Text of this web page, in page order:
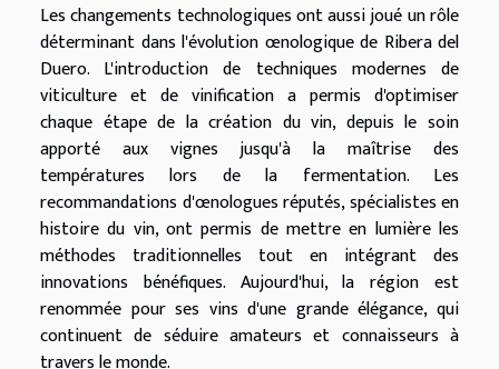
Les changements technologiques ont aussi joué un rôle
déterminant dans l'évolution œnologique de Ribera del
Duero. L'introduction de techniques modernes de
viticulture et de vinification a permis d'optimiser
chaque étape de la création du vin, depuis le soin
apporté aux vignes jusqu'à la maîtrise des
températures lors de la fermentation. Les
recommandations d'œnologues réputés, spécialistes en
histoire du vin, ont permis de mettre en lumière les
méthodes traditionnelles tout en intégrant des
innovations bénéfiques. Aujourd'hui, la région est
renommée pour ses vins d'une grande élégance, qui
continuent de séduire amateurs et connaisseurs à